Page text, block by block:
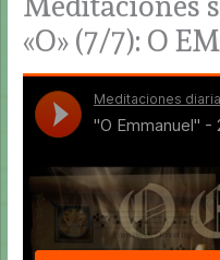
«O» (7/7): O